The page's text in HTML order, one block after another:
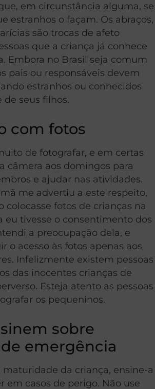
em circunstância alguma, se
estranhos o façam. Os abraços,
são trocas de afeto
que a criança já conhece
Embora no Brasil seja comum
pais ou responsáveis devem
estranhos ou conhecidos
seus filhos.
com fotos
de fotografar, e em certas
câmera aos domingos para
e ajudar nas atividades.
me advertiu a este respeito,
colocasse fotos de crianças na
eu tivesse o consentimento dos
a preocupação dela, e
o acesso às fotos apenas aos
Infelizmente existem pessoas
das inocentes crianças de
Esteja atento as pessoas
os pequeninos.
sobre
emergência
da criança, ensine-a
em casos de perigo. Não use